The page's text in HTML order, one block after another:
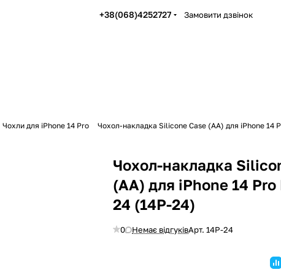
+38(068)4252727 Замовити дзвінок
Чохли для iPhone 14 Pro Чохол-накладка Silicone Case (AA) для iPhone 14
Чохол-накладка
(AA) для iPhone 14 Pro
24 (14P-24)
0 Немає відгуківАрт.14P-24